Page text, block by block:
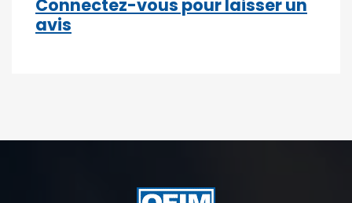
Connectez-vous pour laisser un
avis